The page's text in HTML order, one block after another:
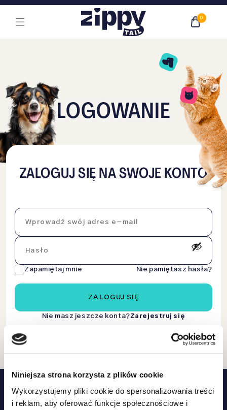
Niniejsza strona korzysta z plików cookie
Wykorzystujemy pliki cookie do spersonalizowania treści
i reklam, aby oferować funkcje społecznościowe i
Przejdź do treści głównej
0
LOGOWANIE
ZALOGUJ SIĘ NA SWOJE KONTO
Zapamiętaj mnie Nie pamiętasz hasła?
ZALOGUJ SIĘ
Nie masz jeszcze konta?Zarejestruj się